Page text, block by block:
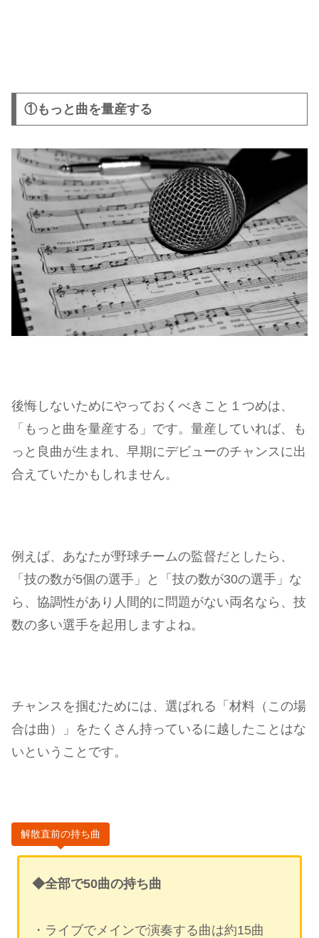
①もっと曲を量産する
後悔しないためにやっておくべきこと１つめは、
「もっと曲を量産する」です。量産していれば、も
っと良曲が生まれ、早期にデビューのチャンスに出
合えていたかもしれません。
例えば、あなたが野球チームの監督だとしたら、
「技の数が5個の選手」と「技の数が30の選手」な
ら、協調性があり人間的に問題がない両名なら、技
数の多い選手を起用しますよね。
チャンスを掴むためには、選ばれる「材料（この場
合は曲）」をたくさん持っているに越したことはな
いということです。
解散直前の持ち曲
◆全部で50曲の持ち曲
・ライブでメインで演奏する曲は約15曲